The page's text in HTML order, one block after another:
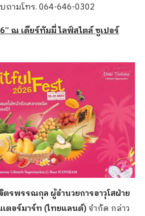
ถามโทร. 064-646-0302
ณ เดียร์ทัมมี่ ไลฟ์สไตล์ ซูเปอร์
พรรณกุล ผู้อำนวยการอาวุโสฝ่าย
ตอร์มาร์ท (ไทยแลนด์)จำกัด กล่าว